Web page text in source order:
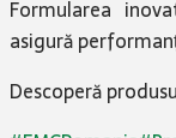
Formularea
asigură
Descoperă